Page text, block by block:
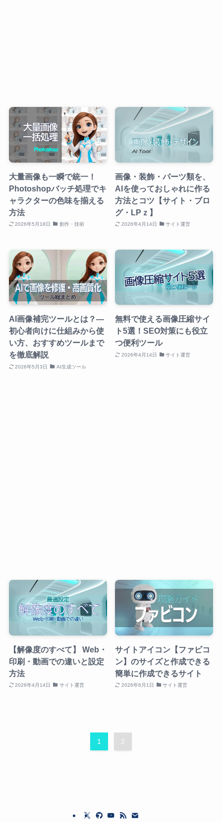
大量画像も一瞬で統一！
Photoshopバッチ処理でキ
ャラクターの色味を揃える
方法
2026年5月18日 創作・技術
画像・装飾・パーツ類を、
AIを使っておしゃれに作る
方法とコツ【サイト・ブロ
グ・LPｚ】
2026年4月14日 サイト運営
AI画像補完ツールとは？—
初心者向けに仕組みから使
い方、おすすめツールまで
を徹底解説
2026年5月3日 AI生成ツール
無料で使える画像圧縮サイ
ト5選！SEO対策にも役立
つ便利ツール
2026年4月14日 サイト運営
【解像度のすべて】 Web・
印刷・動画での違いと設定
方法
2026年4月14日 サイト運営
サイトアイコン【ファビコ
ン】のサイズと作成できる
簡単に作成できるサイト
2026年6月1日 サイト運営
1 2